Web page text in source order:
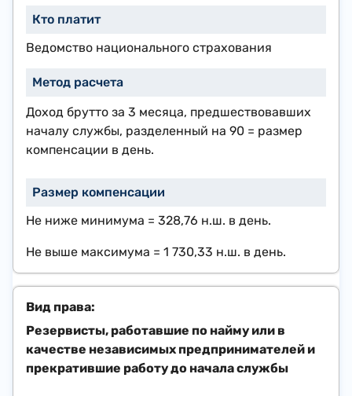
Ведомство национального страхования
Доход брутто за 3 месяца, предшествовавших
началу службы, разделенный на 90 = размер
компенсации в день.​
​Не ниже минимума = 328,76 н.ш. в день.
Не выше максимума = 1 730,33 н.ш. в день.
Резервисты, работавшие по найму или в
качестве независимых предпринимателей и
прекратившие работу до начала службы